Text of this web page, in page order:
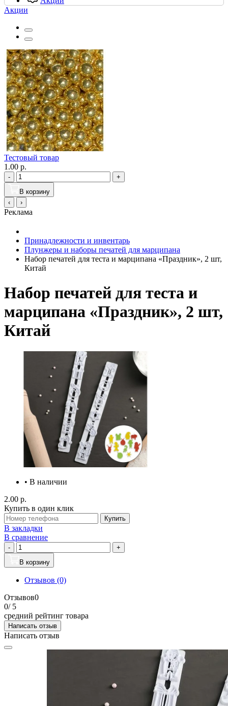
Акции
Тестовый товар
1.00 р.
-
+
В корзину
‹
›
Реклама
Принадлежности и инвентарь
Плунжеры и наборы печатей для марципана
Набор печатей для теста и марципана «Праздник», 2 шт,
Китай
Набор печатей для теста и
марципана «Праздник», 2 шт,
Китай
• В наличии
2.00 р.
Купить в один клик
Купить
В закладки
В сравнение
-
+
В корзину
Отзывов (0)
Отзывов0
0/ 5
средний рейтинг товара
Написать отзыв
Написать отзыв